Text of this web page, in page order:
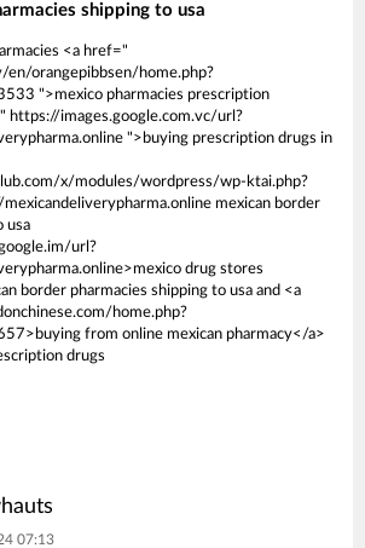
shipping to usa
<a href="
orangepibbsen/home.php?
">mexico pharmacies prescription
https://images.google.com.vc/url?
">buying prescription drugs in
x/modules/wordpress/wp-ktai.php?
mexican border
usa
url?
drug stores
border pharmacies shipping to usa and <a
home.php?
from online mexican pharmacy</a>
drugs
07:13